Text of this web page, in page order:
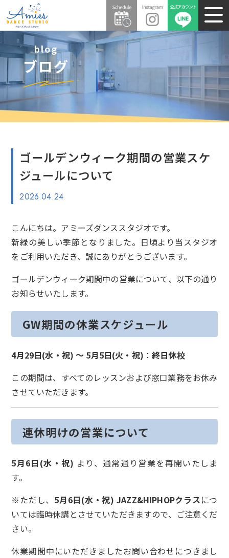
blog
ブログ
ゴールデンウィーク期間の営業スケ
ジュールについて
2026.04.24
こんにちは。アミーズダンススタジオです。
新緑の美しい季節となりました。日頃より当スタジオ
をご利用いただき、誠にありがとうございます。
ゴールデンウィーク期間中の営業について、以下の通り
お知らせいたします。
GW期間の休業スケジュール
4月29日(水・祝) 〜 5月5日(火・祝) ：終日休校
この期間は、すべてのレッスンおよび窓口業務をお休み
させていただきます。
連休明けの営業について
5月6日(水・祝) より、通常通り営業を再開いたしま
す。
※ただし、 5月6日(水・祝) JAZZ&HIPHOPクラスにつ
いては臨時休講とさせていただきますので、ご注意くだ
さい。
休業期間中にいただきましたお問い合わせにつきまし